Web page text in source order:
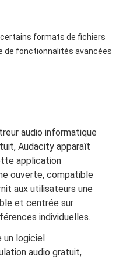
formats de fichiers
de fonctionnalités avancées
audio informatique
Audacity apparaît
application
ouverte, compatible
aux utilisateurs une
et centrée sur
individuelles.
logiciel
audio gratuit,